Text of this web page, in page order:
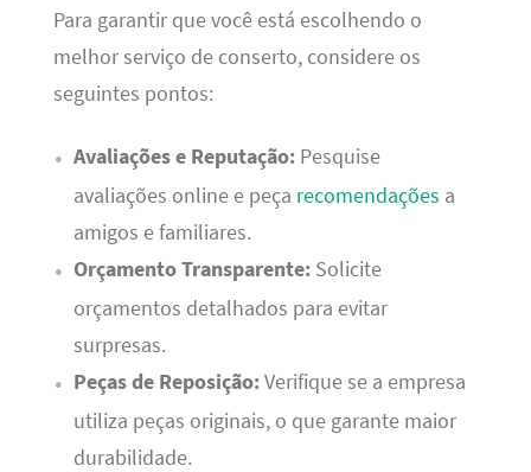
Para garantir que você está escolhendo o
melhor serviço de conserto, considere os
seguintes pontos:
Avaliações e Reputação:Pesquise
avaliações online e peça recomendações a
amigos e familiares.
Orçamento Transparente:Solicite
orçamentos detalhados para evitar
surpresas.
Peças de Reposição:Verifique se a empresa
utiliza peças originais, o que garante maior
durabilidade.